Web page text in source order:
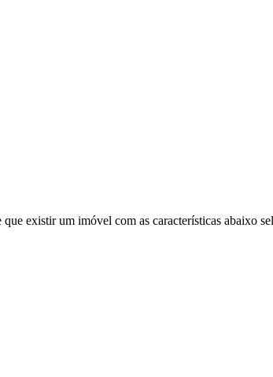
existir um imóvel com as características abaixo